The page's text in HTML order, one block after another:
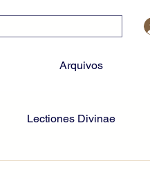
Arquivos
Lectiones Divinae